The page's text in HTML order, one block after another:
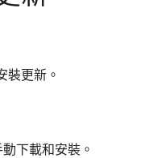
裝更新。
下載和安裝。